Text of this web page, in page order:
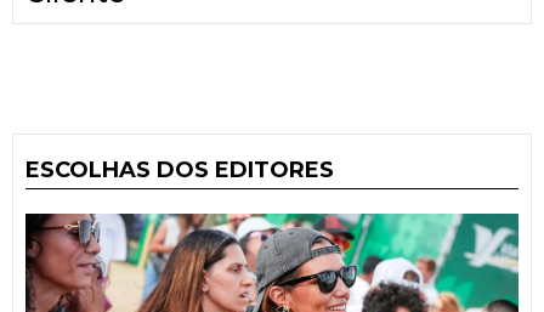
ESCOLHAS DOS EDITORES